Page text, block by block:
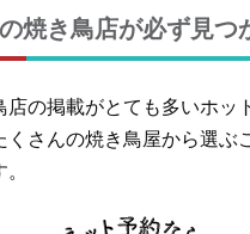
焼き鳥店が必ず見つ
店の掲載がとても多いホッ
くさんの焼き鳥屋から選ぶ